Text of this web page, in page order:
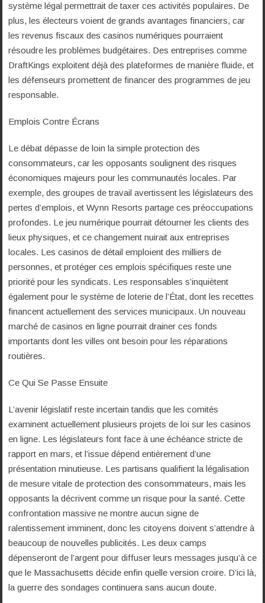
système légal permettrait de taxer ces activités populaires. De
plus, les électeurs voient de grands avantages financiers, car
les revenus fiscaux des casinos numériques pourraient
résoudre les problèmes budgétaires. Des entreprises comme
DraftKings exploitent déjà des plateformes de manière fluide, et
les défenseurs promettent de financer des programmes de jeu
responsable.
Emplois Contre Écrans
Le débat dépasse de loin la simple protection des
consommateurs, car les opposants soulignent des risques
économiques majeurs pour les communautés locales. Par
exemple, des groupes de travail avertissent les législateurs des
pertes d’emplois, et Wynn Resorts partage ces préoccupations
profondes. Le jeu numérique pourrait détourner les clients des
lieux physiques, et ce changement nuirait aux entreprises
locales. Les casinos de détail emploient des milliers de
personnes, et protéger ces emplois spécifiques reste une
priorité pour les syndicats. Les responsables s’inquiètent
également pour le système de loterie de l’État, dont les recettes
financent actuellement des services municipaux. Un nouveau
marché de casinos en ligne pourrait drainer ces fonds
importants dont les villes ont besoin pour les réparations
routières.
Ce Qui Se Passe Ensuite
L’avenir législatif reste incertain tandis que les comités
examinent actuellement plusieurs projets de loi sur les casinos
en ligne. Les législateurs font face à une échéance stricte de
rapport en mars, et l’issue dépend entièrement d’une
présentation minutieuse. Les partisans qualifient la légalisation
de mesure vitale de protection des consommateurs, mais les
opposants la décrivent comme un risque pour la santé. Cette
confrontation massive ne montre aucun signe de
ralentissement imminent, donc les citoyens doivent s’attendre à
beaucoup de nouvelles publicités. Les deux camps
dépenseront de l’argent pour diffuser leurs messages jusqu’à ce
que le Massachusetts décide enfin quelle version croire. D’ici là,
la guerre des sondages continuera sans aucun doute.